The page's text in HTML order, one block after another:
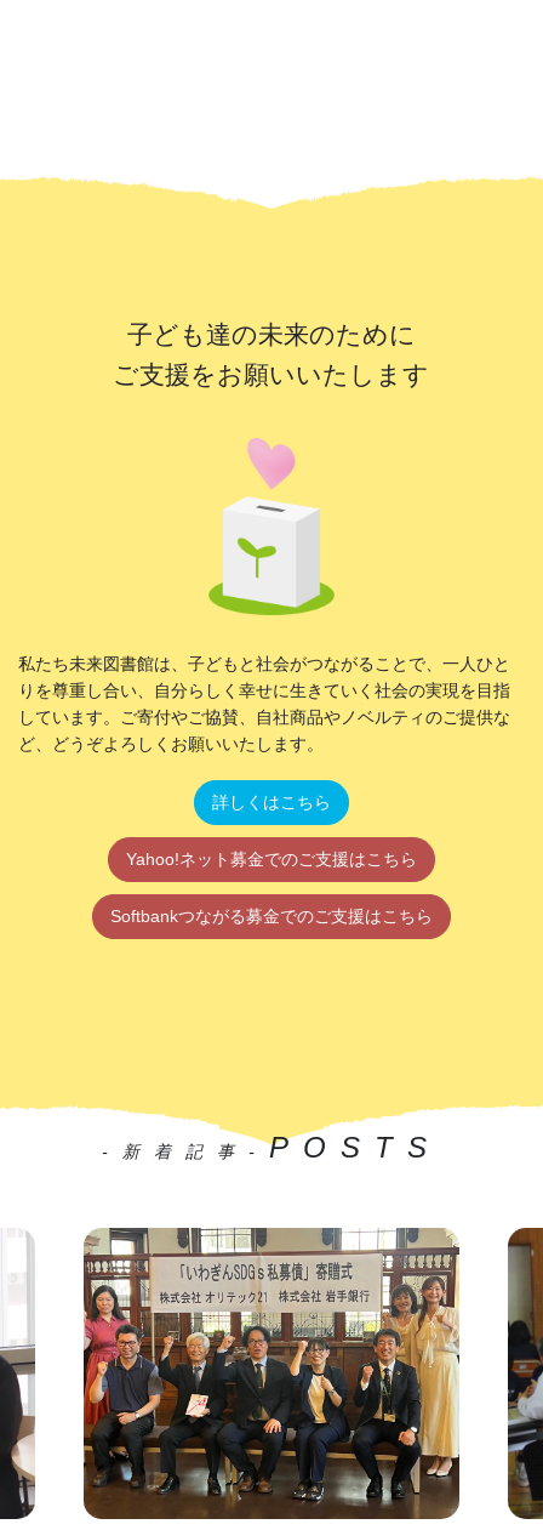
子ども達の未来のために
ご支援をお願いいたします
私たち未来図書館は、子どもと社会がつながることで、一人ひと
りを尊重し合い、自分らしく幸せに生きていく社会の実現を目指
しています。ご寄付やご協賛、自社商品やノベルティのご提供な
ど、どうぞよろしくお願いいたします。
詳しくはこちら
Yahoo!ネット募金でのご支援はこちら
Softbankつながる募金でのご支援はこちら
-新着記事-POSTS